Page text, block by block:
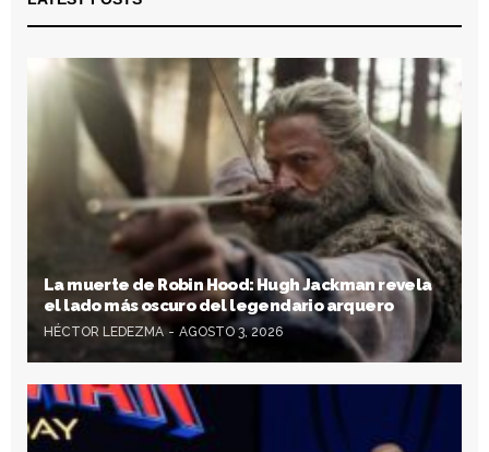
La muerte de Robin Hood: Hugh Jackman revela
el lado más oscuro del legendario arquero
HÉCTOR LEDEZMA AGOSTO 3, 2026